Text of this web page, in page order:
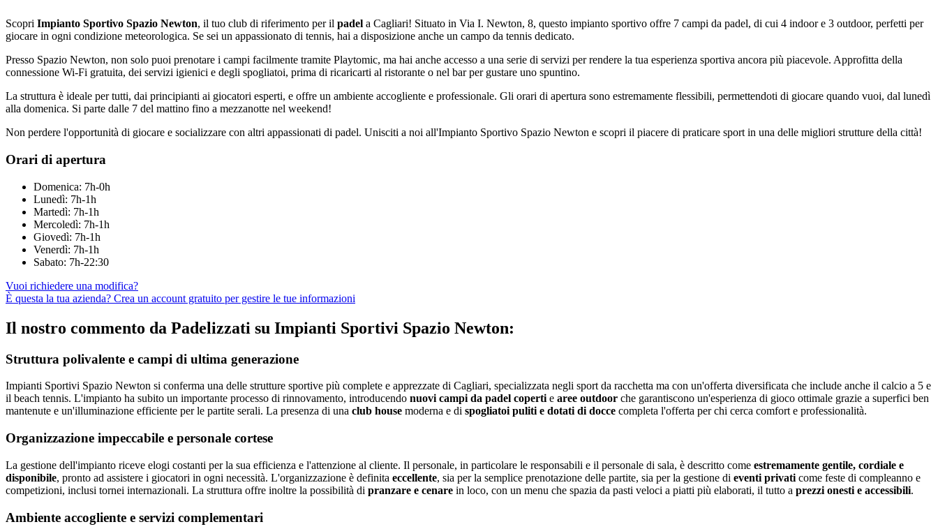
Scopri Impianto Sportivo Spazio Newton, il tuo club di riferimento per il padel a Cagliari! Situato in Via I. Newton, 8, questo impianto sportivo offre 7 campi da padel, di cui 4 indoor e 3 outdoor, perfetti per
giocare in ogni condizione meteorologica. Se sei un appassionato di tennis, hai a disposizione anche un campo da tennis dedicato.
Presso Spazio Newton, non solo puoi prenotare i campi facilmente tramite Playtomic, ma hai anche accesso a una serie di servizi per rendere la tua esperienza sportiva ancora più piacevole. Approfitta della
connessione Wi-Fi gratuita, dei servizi igienici e degli spogliatoi, prima di ricaricarti al ristorante o nel bar per gustare uno spuntino.
La struttura è ideale per tutti, dai principianti ai giocatori esperti, e offre un ambiente accogliente e professionale. Gli orari di apertura sono estremamente flessibili, permettendoti di giocare quando vuoi, dal lunedì
alla domenica. Si parte dalle 7 del mattino fino a mezzanotte nel weekend!
Non perdere l'opportunità di giocare e socializzare con altri appassionati di padel. Unisciti a noi all'Impianto Sportivo Spazio Newton e scopri il piacere di praticare sport in una delle migliori strutture della città!
Orari di apertura
Domenica: 7h-0h
Lunedì: 7h-1h
Martedì: 7h-1h
Mercoledì: 7h-1h
Giovedì: 7h-1h
Venerdì: 7h-1h
Sabato: 7h-22:30
Vuoi richiedere una modifica?
È questa la tua azienda? Crea un account gratuito per gestire le tue informazioni
Il nostro commento da Padelizzati su Impianti Sportivi Spazio Newton:
Struttura polivalente e campi di ultima generazione
Impianti Sportivi Spazio Newton si conferma una delle strutture sportive più complete e apprezzate di Cagliari, specializzata negli sport da racchetta ma con un'offerta diversificata che include anche il calcio a 5 e
il beach tennis. L'impianto ha subito un importante processo di rinnovamento, introducendo nuovi campi da padel copertie aree outdoor che garantiscono un'esperienza di gioco ottimale grazie a superfici ben
mantenute e un'illuminazione efficiente per le partite serali. La presenza di una club house moderna e di spogliatoi puliti e dotati di docce completa l'offerta per chi cerca comfort e professionalità.
Organizzazione impeccabile e personale cortese
La gestione dell'impianto riceve elogi costanti per la sua efficienza e l'attenzione al cliente. Il personale, in particolare le responsabili e il personale di sala, è descritto come estremamente gentile, cordiale e
disponibile, pronto ad assistere i giocatori in ogni necessità. L'organizzazione è definita eccellente, sia per la semplice prenotazione delle partite, sia per la gestione di eventi privati come feste di compleanno e
competizioni, inclusi tornei internazionali. La struttura offre inoltre la possibilità di pranzare e cenare in loco, con un menu che spazia da pasti veloci a piatti più elaborati, il tutto a prezzi onesti e accessibili.
Ambiente accogliente e servizi complementari